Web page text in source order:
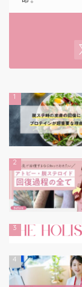
1
2
3
4